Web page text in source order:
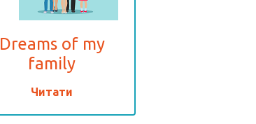
Dreams of my
family
Читати